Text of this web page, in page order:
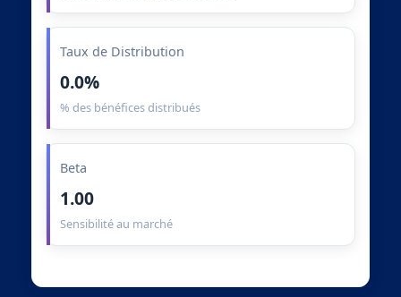
Taux de Distribution
0.0%
% des bénéfices distribués
Beta
1.00
Sensibilité au marché